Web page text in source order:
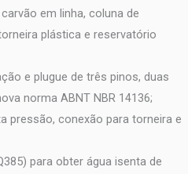
em linha, coluna de
plástica e reservatório
e plugue de três pinos, duas
norma ABNT NBR 14136;
pressão, conexão para torneira e
para obter água isenta de